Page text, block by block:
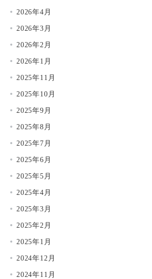
2026年4月
2026年3月
2026年2月
2026年1月
2025年11月
2025年10月
2025年9月
2025年8月
2025年7月
2025年6月
2025年5月
2025年4月
2025年3月
2025年2月
2025年1月
2024年12月
2024年11月